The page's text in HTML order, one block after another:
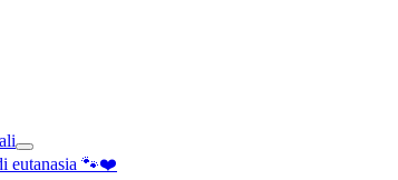
eutanasia 🐾❤️